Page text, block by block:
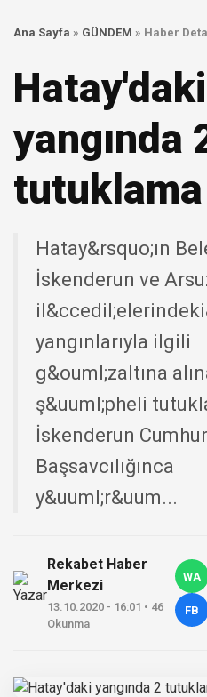
Ana Sayfa » GÜNDEM » Haber
Hatay'daki
yangında
tutuklama
Hatay&rsquo;ın
İskenderun ve
yangınlarıyla ilgili
g&ouml;zaltına
ş&uuml;pheli
İskenderun
Başsavcılığınca
y&uuml;r&uum...
Rekabet Haber
Merkezi
13.10.2020 - 16:01 • 46
Okunma
WA
FB